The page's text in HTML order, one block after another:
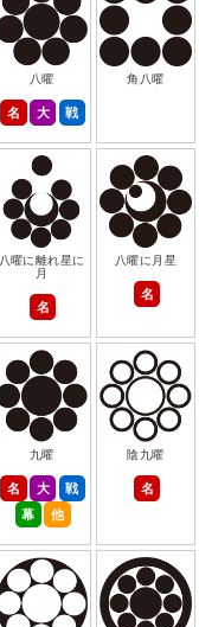
八曜
名 大 戦
角八曜
八曜に離れ星に
月
名
八曜に月星
名
九曜
名 大
戦
幕
他
陰九曜
名